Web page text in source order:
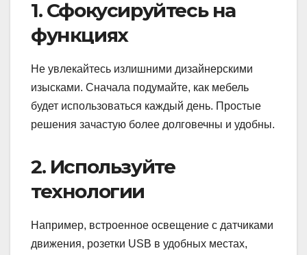
1. Сфокусируйтесь на
функциях
Не увлекайтесь излишними дизайнерскими
изысками. Сначала подумайте, как мебель
будет использоваться каждый день. Простые
решения зачастую более долговечны и удобны.
2. Используйте
технологии
Например, встроенное освещение с датчиками
движения, розетки USB в удобных местах,